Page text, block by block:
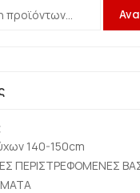
140-150cm
ΠΕΡΙΣΤΡΕΦΟΜΕΝΕΣ